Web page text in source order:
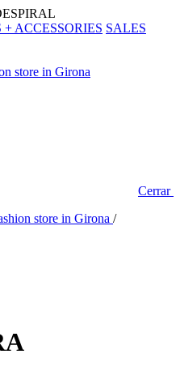
+ ACCESSORIES SALES
Cerrar
store in Girona /